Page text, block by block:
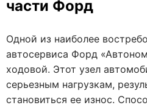
части Форд
Одной из наиболее
автосервиса Форд
ходовой. Этот узел
серьезным нагрузкам,
становиться ее износ.